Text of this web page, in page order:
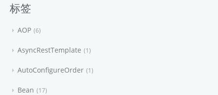
标签
AOP 6
AsyncRestTemplate 1
AutoConfigureOrder 1
Bean 17